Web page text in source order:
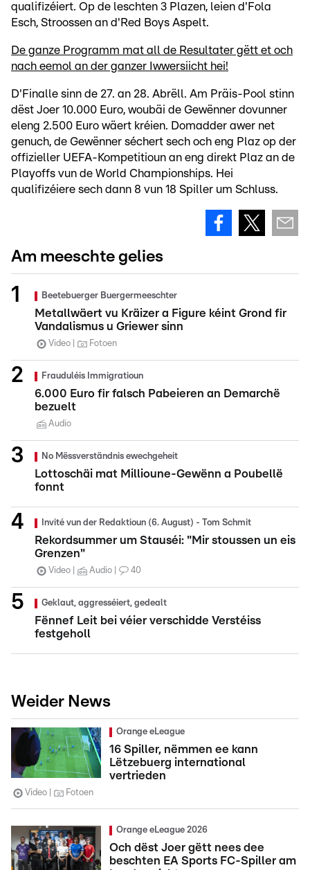
qualifizéiert. Op de leschten 3 Plazen, leien d'Fola
Esch, Stroossen an d'Red Boys Aspelt.
De ganze Programm mat all de Resultater gëtt et och
nach eemol an der ganzer Iwwersiicht hei!
D'Finalle sinn de 27. an 28. Abrëll. Am Präis-Pool stinn
dëst Joer 10.000 Euro, woubäi de Gewënner dovunner
eleng 2.500 Euro wäert kréien. Domadder awer net
genuch, de Gewënner séchert sech och eng Plaz op der
offizieller UEFA-Kompetitioun an eng direkt Plaz an de
Playoffs vun de World Championships. Hei
qualifizéiere sech dann 8 vun 18 Spiller um Schluss.
Am meeschte gelies
Beetebuerger Buergermeeschter
Metallwäert vu Kräizer a Figure kéint Grond fir
Vandalismus u Griewer sinn
Video Fotoen
Frauduléis Immigratioun
6.000 Euro fir falsch Pabeieren an Demarchë
bezuelt
Audio
No Mëssverständnis ewechgeheit
Lottoschäi mat Millioune-Gewënn a Poubellë
fonnt
Invité vun der Redaktioun (6. August) - Tom Schmit
Rekordsummer um Stauséi: "Mir stoussen un eis
Grenzen"
Video Audio 40
Geklaut, aggresséiert, gedealt
Fënnef Leit bei véier verschidde Verstéiss
festgeholl
Weider News
Orange eLeague
16 Spiller, nëmmen ee kann
Lëtzebuerg international
vertrieden
Video Fotoen
Orange eLeague 2026
Och dëst Joer gëtt nees dee
beschten EA Sports FC-Spiller am